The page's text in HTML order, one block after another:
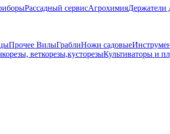
Рассадный сервисАгрохимияДержатели
Прочее ВилыГраблиНожи садовые
веткорезы,кусторезыКультиваторы и